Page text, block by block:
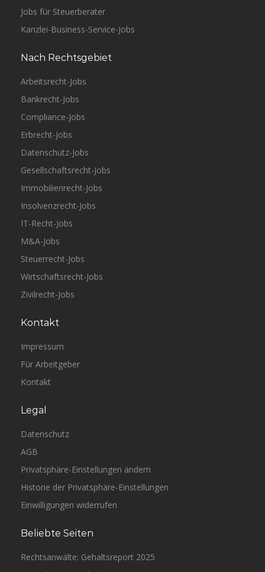
Jobs für Steuerberater
Kanzlei-Business-Service-Jobs
Nach Rechtsgebiet
Arbeitsrecht-Jobs
Bankrecht-Jobs
Compliance-Jobs
Erbrecht-Jobs
Datenschutz-Jobs
Gesellschaftsrecht-Jobs
Immobilienrecht-Jobs
Insolvenzrecht-Jobs
IT-Recht-Jobs
M&A-Jobs
Steuerrecht-Jobs
Wirtschaftsrecht-Jobs
Zivilrecht-Jobs
Kontakt
Impressum
Für Arbeitgeber
Kontakt
Legal
Datenschutz
AGB
Privatsphäre-Einstellungen ändern
Historie der Privatsphäre-Einstellungen
Einwilligungen widerrufen
Beliebte Seiten
Rechtsanwälte: Gehaltsreport 2025